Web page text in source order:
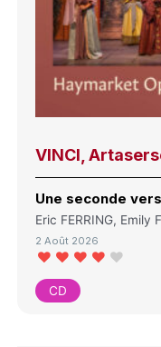
VINCI,
Une seconde
Eric FERRING, Emily
2 Août 2026
CD